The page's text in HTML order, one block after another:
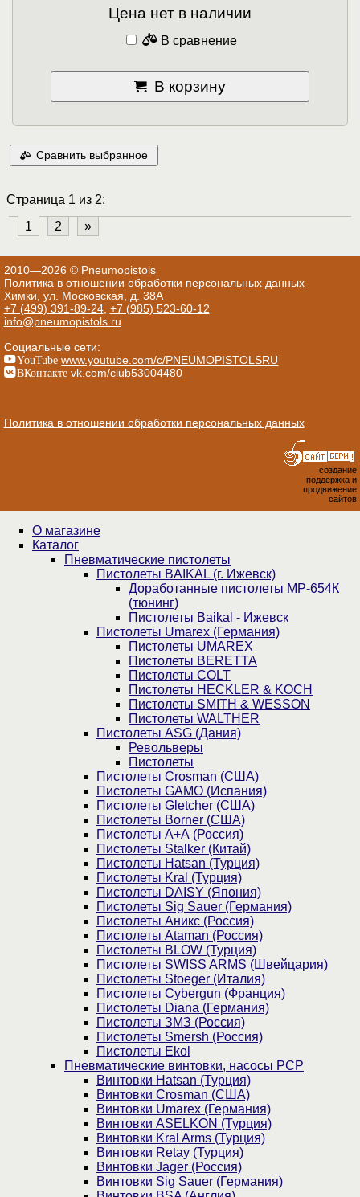
Цена нет в наличии
В сравнение
В корзину
Сравнить выбранное
Страница 1 из 2:
1
2 »
2010—2026 © Pneumopistols
Политика в отношении обработки персональных данных
Химки, ул. Московская, д. 38А
+7 (499) 391-89-24, +7 (985) 523-60-12
info@pneumopistols.ru
Социальные сети:
YouTube www.youtube.com/c/PNEUMOPISTOLSRU
ВКонтакте vk.com/club53004480
Политика в отношении обработки персональных данных
создание
поддержка и
продвижение
сайтов
О магазине
Каталог
Пнев­ма­ти­чес­кие пистолеты
Пистолеты BAIKAL (г. Ижевск)
Доработанные пистолеты МР-654К
(тюнинг)
Пистолеты Baikal - Ижевск
Пистолеты Umarex (Германия)
Пистолеты UMAREX
Пистолеты BERETTA
Пистолеты COLT
Пистолеты HECKLER & KOCH
Пистолеты SMITH & WESSON
Пистолеты WALTHER
Пистолеты ASG (Дания)
Револьверы
Пистолеты
Пистолеты Crosman (США)
Пистолеты GAMO (Испания)
Пистолеты Gletcher (США)
Пистолеты Borner (США)
Пистолеты А+А (Россия)
Пистолеты Stalker (Китай)
Пистолеты Hatsan (Турция)
Пистолеты Kral (Турция)
Пистолеты DAISY (Япония)
Пистолеты Sig Sauer (Германия)
Пистолеты Аникс (Россия)
Пистолеты Ataman (Россия)
Пистолеты BLOW (Турция)
Пистолеты SWISS ARMS (Швейцария)
Пистолеты Stoeger (Италия)
Пистолеты Cybergun (Франция)
Пистолеты Diana (Германия)
Пистолеты ЗМЗ (Россия)
Пистолеты Smersh (Россия)
Пистолеты Ekol
Пневматические винтовки, насосы PCP
Винтовки Hatsan (Турция)
Винтовки Crosman (США)
Винтовки Umarex (Германия)
Винтовки ASELKON (Турция)
Винтовки Kral Arms (Турция)
Винтовки Retay (Турция)
Винтовки Jager (Россия)
Винтовки Sig Sauer (Германия)